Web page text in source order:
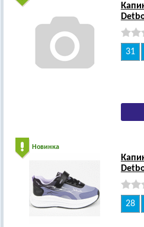
31
Новинка
28